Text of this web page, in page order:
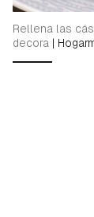
Rellena las
decora |